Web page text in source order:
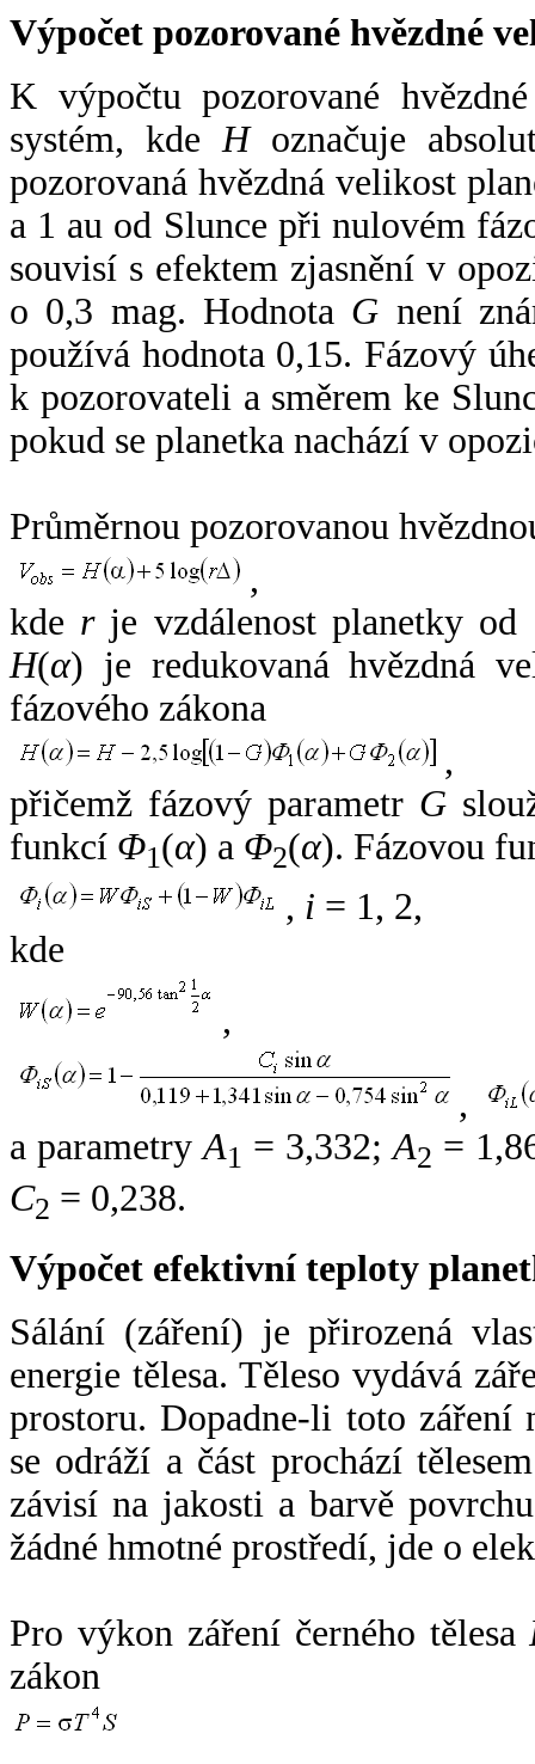
Výpočet pozorované hvězdné
K výpočtu pozorované
systém, kde Hoznačuje
pozorovaná hvězdná velikost
a 1 au od Slunce při nulovém
souvisí s efektem zjasnění v
o 0,3 mag. Hodnota G není
používá hodnota 0,15. Fázový
k pozorovateli a směrem ke
pokud se planetka nachází v
Průměrnou pozorovanou
,
kde rje vzdálenost planetky od
H(α) je redukovaná hvězdná
fázového zákona
,
přičemž fázový parametr G
funkcí Φ1(α) a Φ2(α). Fázovou
, i = 1, 2,
kde
,
,
a parametryA1 = 3,332;A2 =
C2 = 0,238.
Výpočet efektivní teploty
Sálání (záření) je přirozená
energie tělesa. Těleso vydává
prostoru. Dopadne-li toto záření
se odráží a část prochází
závisí na jakosti a barvě
žádné hmotné prostředí, jde o
Pro výkon záření černého tělesa
zákon